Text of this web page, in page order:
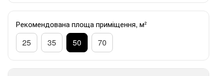
Рекомендована площа приміщення, м²
25 35 50 70